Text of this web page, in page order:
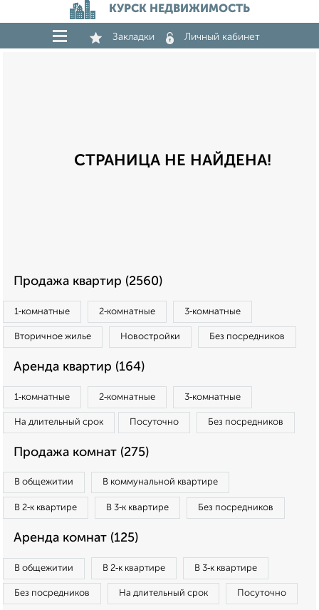
КУРСК НЕДВИЖИМОСТЬ
Закладки Личный кабинет
СТРАНИЦА НЕ НАЙДЕНА!
Продажа квартир (2560)
1‑комнатные 2‑комнатные 3‑комнатные
Вторичное жилье Новостройки Без посредников
Аренда квартир (164)
1‑комнатные 2‑комнатные 3‑комнатные
На длительный срок Посуточно Без посредников
Продажа комнат (275)
В общежитии В коммунальной квартире
В 2‑к квартире В 3‑к квартире Без посредников
Аренда комнат (125)
В общежитии В 2‑к квартире В 3‑к квартире
Без посредников На длительный срок Посуточно